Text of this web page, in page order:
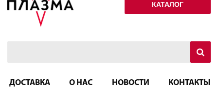
КАТАЛОГ
ДОСТАВКА О НАС НОВОСТИ КОНТАКТЫ